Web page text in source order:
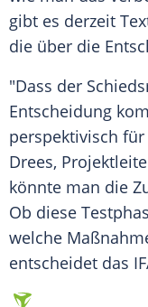
gibt es derzeit
die über die
"Dass der
Entscheidung
perspektivisch
Drees,
könnte man die
Ob diese
welche
entscheidet das